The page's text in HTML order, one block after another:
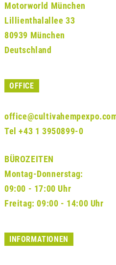
Motorworld München
Lillienthalallee 33
80939 München
Deutschland
OFFICE
Tel +43 1 3950899-0
BÜROZEITEN
Montag-Donnerstag:
09:00 - 17:00 Uhr
Freitag: 09:00 - 14:00 Uhr
INFORMATIONEN